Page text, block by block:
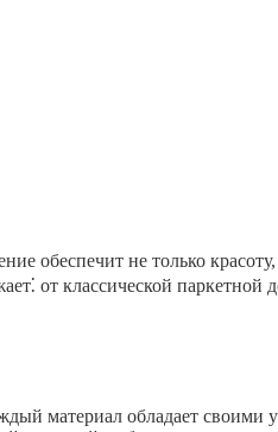
обеспечит не только
от классической паркетной
материал обладает